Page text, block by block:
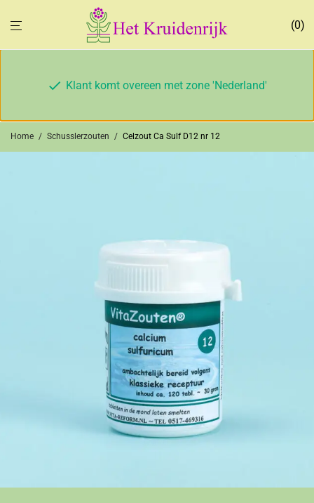
0
Klant komt overeen met zone 'Nederland'
Home / Schusslerzouten / Celzout Ca Sulf D12 nr 12